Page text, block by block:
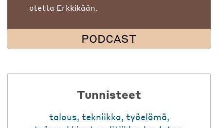
otetta Erkkikään.
PODCAST
Tunnisteet
talous, tekniikka, työelämä,